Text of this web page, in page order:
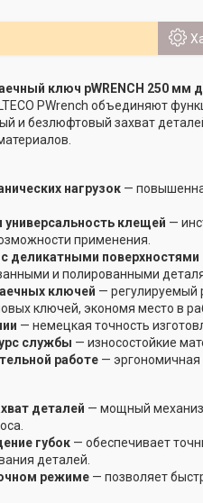
ключ pWRENCH 250 мм
PWrench объединяют
и безлюфтовый захват
нагрузок—
универсальность клещей —
применения.
деликатными поверхностями
и полированными
ключей — регулируемый
ключей, экономя место в
— немецкая точность
службы — износостойкие
работе— эргономичная
деталей — мощный
губок— обеспечивает
деталей.
режиме— позволяет